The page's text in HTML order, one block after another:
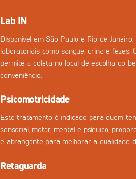
Lab IN
Disponível em São Paulo e Rio de
laboratoriais como sangue, urina e fezes.
permite a coleta no local de escolha do
conveniência.
Psicomotricidade
Este tratamento é indicado para quem
sensorial, motor, mental e psíquico,
e abrangente para melhorar a qualidade
Retaguarda